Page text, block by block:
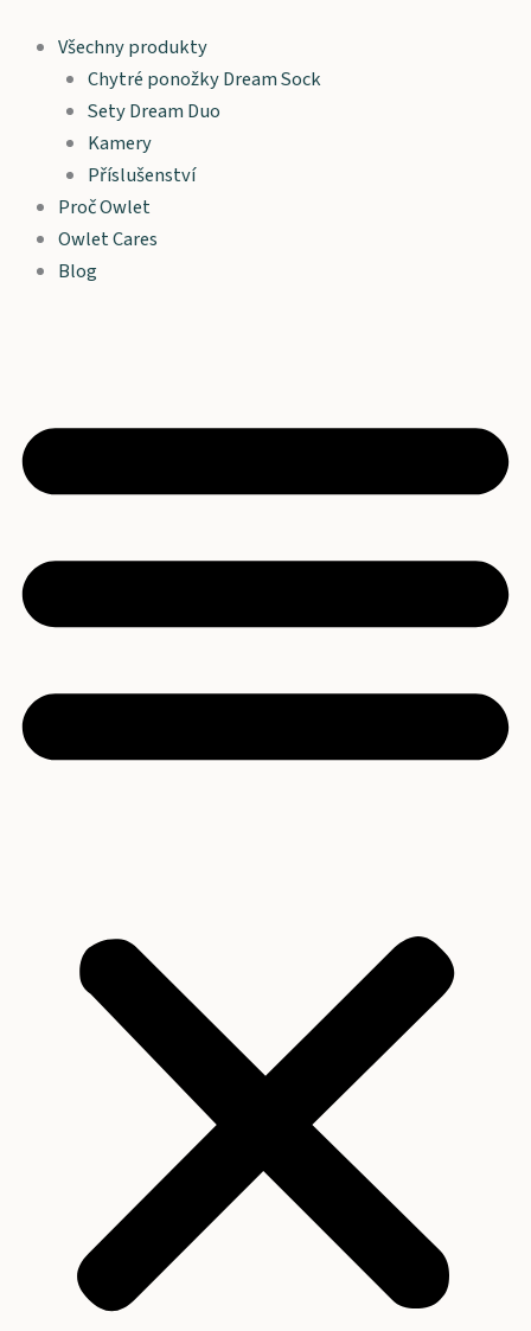
Všechny produkty
Chytré ponožky Dream Sock
Sety Dream Duo
Kamery
Příslušenství
Proč Owlet
Owlet Cares
Blog
Dream
Sight™
množství